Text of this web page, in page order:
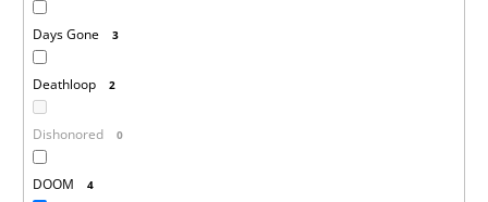
Days Gone 3
Deathloop 2
Dishonored 0
DOOM 4